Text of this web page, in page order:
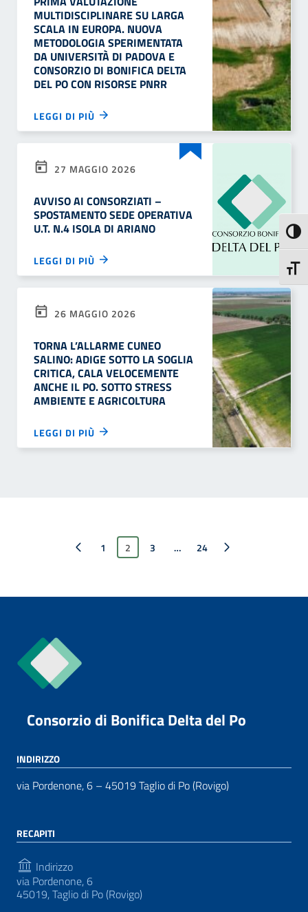
MULTIDISCIPLINARE SU LARGA
SCALA IN EUROPA. NUOVA
METODOLOGIA SPERIMENTATA
DA UNIVERSITÀ DI PADOVA E
CONSORZIO DI BONIFICA DELTA
DEL PO CON RISORSE PNRR
LEGGI DI PIÙ
27 MAGGIO 2026
AVVISO AI CONSORZIATI –
SPOSTAMENTO SEDE OPERATIVA
U.T. N.4 ISOLA DI ARIANO
LEGGI DI PIÙ
26 MAGGIO 2026
TORNA L’ALLARME CUNEO
SALINO: ADIGE SOTTO LA SOGLIA
CRITICA, CALA VELOCEMENTE
ANCHE IL PO. SOTTO STRESS
AMBIENTE E AGRICOLTURA
LEGGI DI PIÙ
Pagina precedente
1 2 3 … 24
Pagina successiva
Consorzio di Bonifica Delta del Po
INDIRIZZO
via Pordenone, 6 – 45019 Taglio di Po (Rovigo)
RECAPITI
Indirizzo
via Pordenone, 6
45019, Taglio di Po (Rovigo)